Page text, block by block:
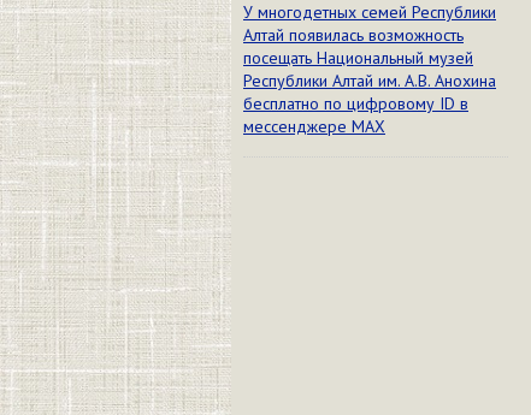
У многодетных семей Республики
Алтай появилась возможность
посещать Национальный музей
Республики Алтай им. А.В. Анохина
бесплатно по цифровому ID в
мессенджере МАХ